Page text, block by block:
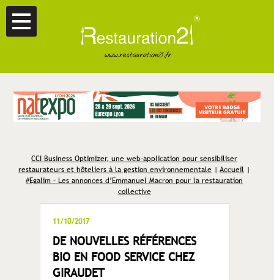
CCI Business Optimizer, une web-application pour sensibiliser
restaurateurs et hôteliers à la gestion environnementale |Accueil |
#Egalim – Les annonces d’Emmanuel Macron pour la restauration
collective
11/10/2017
DE NOUVELLES RÉFÉRENCES
BIO EN FOOD SERVICE CHEZ
GIRAUDET